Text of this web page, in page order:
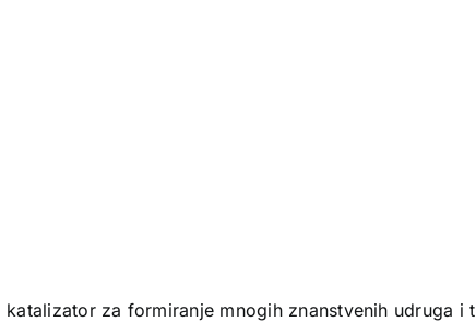
za formiranje mnogih znanstvenih udruga i